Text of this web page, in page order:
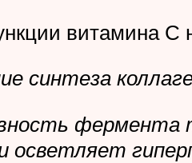
витамина С
синтеза
фермента
осветляет